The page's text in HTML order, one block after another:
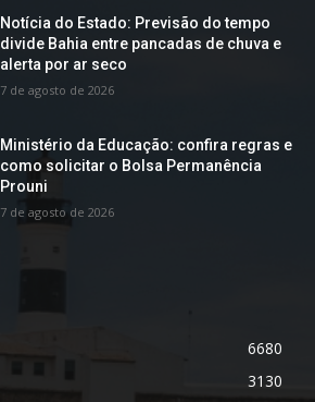
Notícia do Estado: Previsão do tempo
divide Bahia entre pancadas de chuva e
alerta por ar seco
7 de agosto de 2026
Ministério da Educação: confira regras e
como solicitar o Bolsa Permanência
Prouni
7 de agosto de 2026
6680
3130